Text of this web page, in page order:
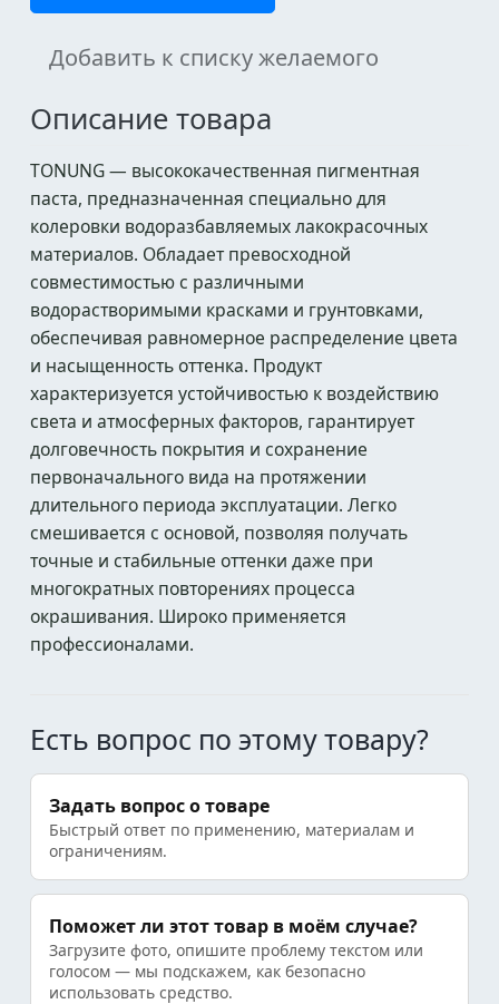
Добавить к списку желаемого
Описание товара
TONUNG — высококачественная пигментная
паста, предназначенная специально для
колеровки водоразбавляемых лакокрасочных
материалов. Обладает превосходной
совместимостью с различными
водорастворимыми красками и грунтовками,
обеспечивая равномерное распределение цвета
и насыщенность оттенка. Продукт
характеризуется устойчивостью к воздействию
света и атмосферных факторов, гарантирует
долговечность покрытия и сохранение
первоначального вида на протяжении
длительного периода эксплуатации. Легко
смешивается с основой, позволяя получать
точные и стабильные оттенки даже при
многократных повторениях процесса
окрашивания. Широко применяется
профессионалами.
Есть вопрос по этому товару?
Задать вопрос о товаре
Быстрый ответ по применению, материалам и
ограничениям.
Поможет ли этот товар в моём случае?
Загрузите фото, опишите проблему текстом или
голосом — мы подскажем, как безопасно
использовать средство.